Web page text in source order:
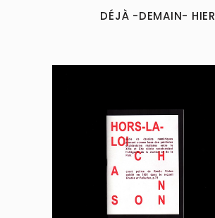
DÉJÀ -DEMAIN- HIER